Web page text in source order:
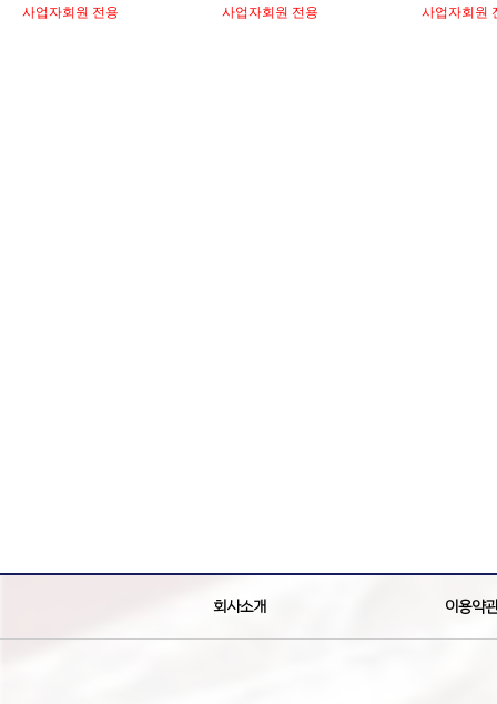
사업자회원 전용 사업자회원 전용 사업자회원
회사소개 이용약